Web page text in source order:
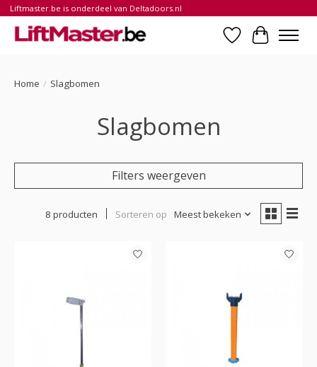
Liftmaster.be is onderdeel van Deltadoors.nl
Verlanglijst
Home / Slagbomen
Slagbomen
Filters weergeven
8 producten Sorteren op Meest bekeken